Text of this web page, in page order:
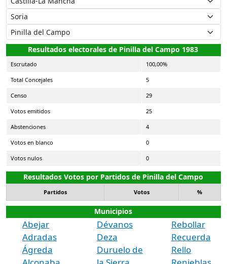
Resultados electorales de Pinilla del Campo 1983
Escrutado 100,00%
Total Concejales 5
Censo 29
Votos emitidos 25
Abstenciones 4
Votos en blanco 0
Votos nulos 0
Resultados Votos por Partidos de Pinilla del Campo
Partidos Votos %
Municipios
Abejar
Adradas
Ágreda
Dévanos
Deza
Duruelo de
Rebollar
Recuerda
Rello